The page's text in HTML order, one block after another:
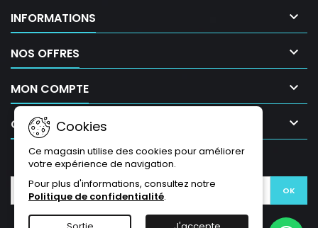
INFORMATIONS 
NOS OFFRES 
MON COMPTE 
CONTACT 
Cookies
Ce magasin utilise des cookies pour améliorer
votre expérience de navigation.
Pour plus d'informations, consultez notre
Politique de confidentialité.
LETTRE D'INFORMATIONS